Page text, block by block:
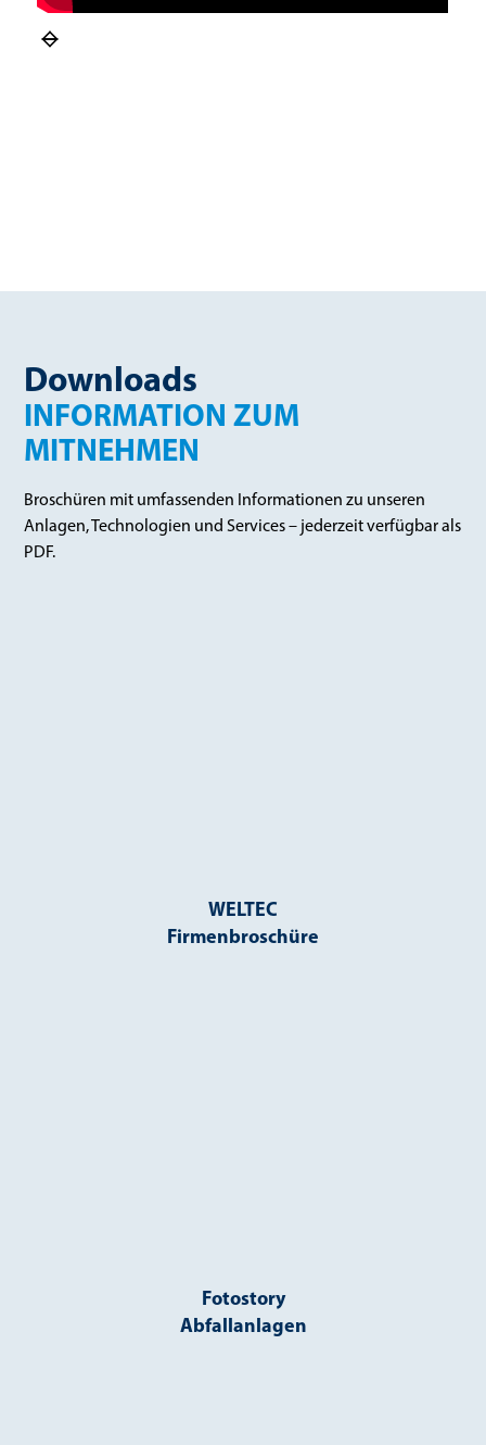
Downloads
INFORMATION ZUM
MITNEHMEN
Broschüren mit umfassenden Informationen zu unseren
Anlagen, Technologien und Services – jederzeit verfügbar als
PDF.
WELTEC
Firmenbroschüre
Fotostory
Abfallanlagen